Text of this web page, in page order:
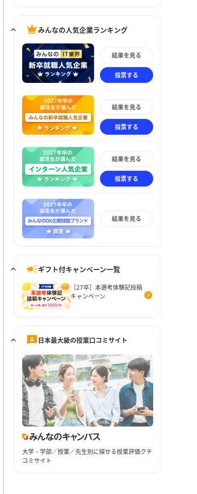
みんなの人気企業ランキング
結果を見る
投票する
結果を見る
投票する
結果を見る
投票する
結果を見る
ギフト付キャンペーン一覧
［27卒］本選考体験記投稿
キャンペーン
日本最大級の授業口コミサイト
大学・学部／授業／先生別に探せる授業評価クチ
コミサイト